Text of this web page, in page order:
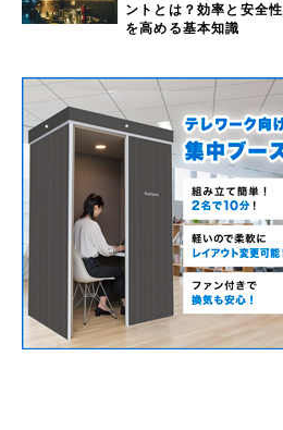
ントとは？効率と安全性
を高める基本知識